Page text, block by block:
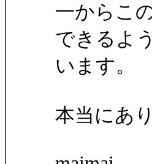
一からこ
できるよ
います。
本当にあ